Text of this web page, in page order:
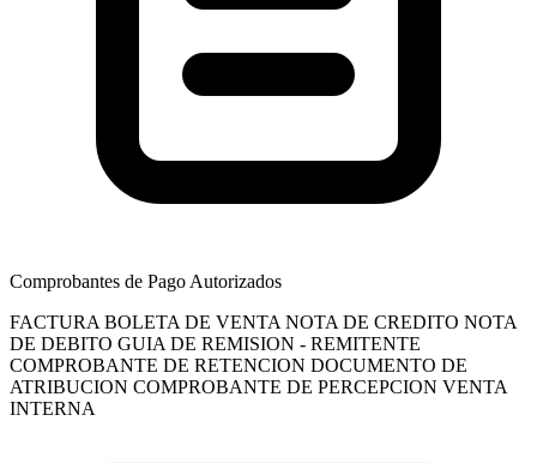
Comprobantes de Pago Autorizados
FACTURA BOLETA DE VENTA NOTA DE CREDITO NOTA
DE DEBITO GUIA DE REMISION - REMITENTE
COMPROBANTE DE RETENCION DOCUMENTO DE
ATRIBUCION COMPROBANTE DE PERCEPCION VENTA
INTERNA